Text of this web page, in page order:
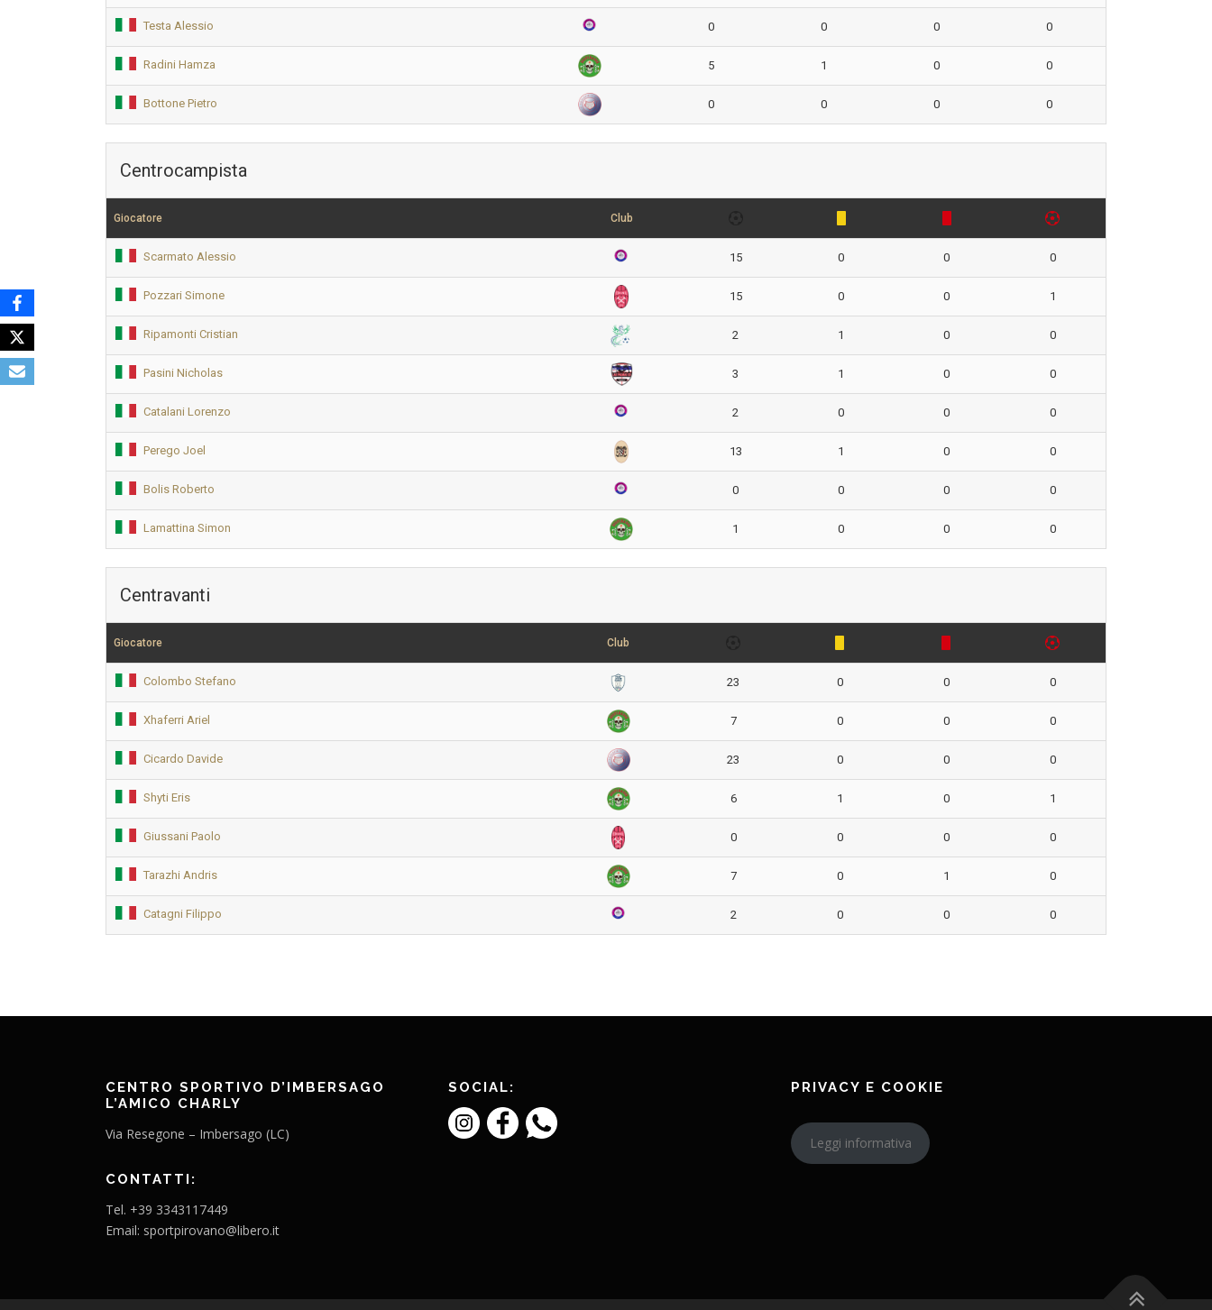
Testa Alessio 0 0 0 0
Radini Hamza 5 1 0 0
Bottone Pietro 0 0 0 0
Centrocampista
Giocatore Club
Scarmato Alessio 15 0 0 0
Pozzari Simone 15 0 0 1
Ripamonti Cristian 2 1 0 0
Pasini Nicholas 3 1 0 0
Catalani Lorenzo 2 0 0 0
Perego Joel 13 1 0 0
Bolis Roberto 0 0 0 0
Lamattina Simon 1 0 0 0
Centravanti
Giocatore Club
Colombo Stefano 23 0 0 0
Xhaferri Ariel 7 0 0 0
Cicardo Davide 23 0 0 0
Shyti Eris 6 1 0 1
Giussani Paolo 0 0 0 0
Tarazhi Andris 7 0 1 0
Catagni Filippo 2 0 0 0
CENTRO SPORTIVO D’IMBERSAGO
L’AMICO CHARLY
Via Resegone – Imbersago (LC)
CONTATTI:
Tel. +39 3343117449
Email: sportpirovano@libero.it
SOCIAL: PRIVACY E COOKIE
Leggi informativa